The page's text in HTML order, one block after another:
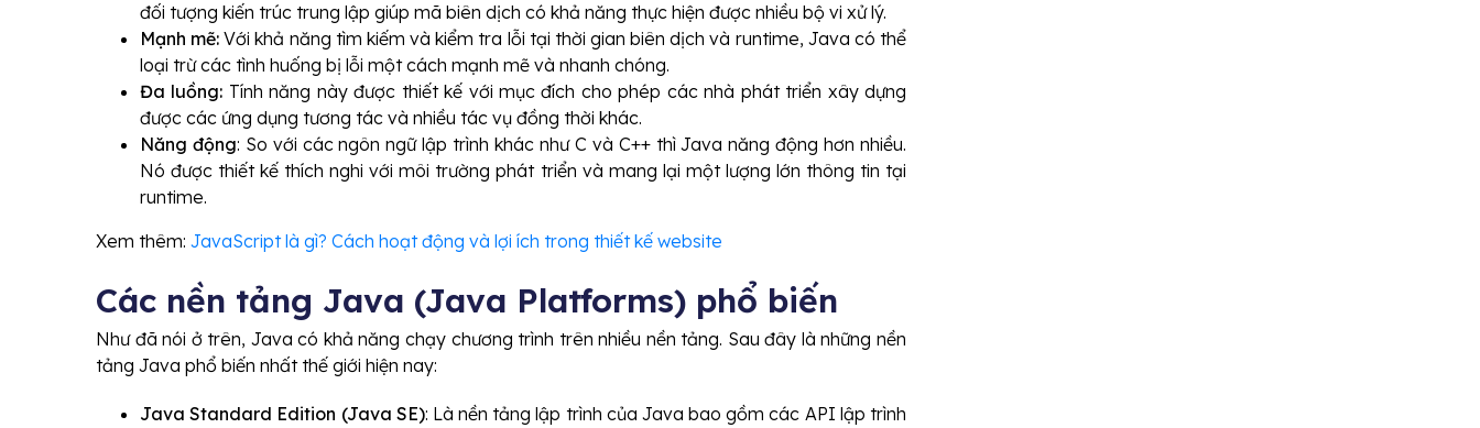
đối tượng kiến trúc trung lập giúp mã biên dịch có khả năng thực hiện được nhiều bộ vi xử lý.
Mạnh mẽ: Với khả năng tìm kiếm và kiểm tra lỗi tại thời gian biên dịch và runtime, Java có thể
loại trừ các tình huống bị lỗi một cách mạnh mẽ và nhanh chóng.
Đa luồng: Tính năng này được thiết kế với mục đích cho phép các nhà phát triển xây dựng
được các ứng dụng tương tác và nhiều tác vụ đồng thời khác.
Năng động: So với các ngôn ngữ lập trình khác như C và C++ thì Java năng động hơn nhiều.
Nó được thiết kế thích nghi với môi trường phát triển và mang lại một lượng lớn thông tin tại
runtime.
Xem thêm: JavaScript là gì? Cách hoạt động và lợi ích trong thiết kế website
Các nền tảng Java (Java Platforms) phổ biến
Như đã nói ở trên, Java có khả năng chạy chương trình trên nhiều nền tảng. Sau đây là những nền
tảng Java phổ biến nhất thế giới hiện nay:
Java Standard Edition (Java SE): Là nền tảng lập trình của Java bao gồm các API lập trình